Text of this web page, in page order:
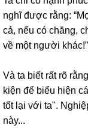
nghĩ được rằng:
cả, nếu có chăng,
về một người
Và ta biết rất rõ
kiện để biểu hiện
tốt lại với ta".
này...